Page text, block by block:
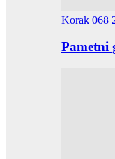
Korak 068
Pametni